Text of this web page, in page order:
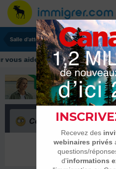
Salle d'attente - échanges de dates
aider tout au long de votre
Confus (0)
Il n’y a